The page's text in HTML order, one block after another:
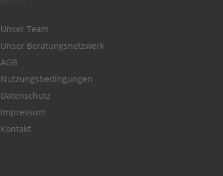
Unser Team
Unser Beratungsnetzwerk
AGB
Nutzungsbedingungen
Datenschutz
Impressum
Kontakt